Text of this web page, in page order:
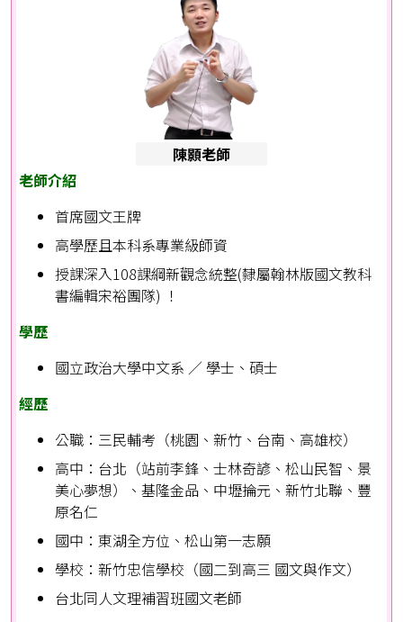
陳顥老師
老師介紹
首席國文王牌
高學歷且本科系專業級師資
授課深入108課綱新觀念統整(隸屬翰林版國文教科
書編輯宋裕團隊) ！
學歷
國立政治大學中文系 ∕ 學士、碩士
經歷
公職：三民輔考（桃園、新竹、台南、高雄校）
高中：台北（站前李鋒、士林奇諺、松山民智、景
美心夢想）、基隆金品、中壢掄元、新竹北聯、豐
原名仁
國中：東湖全方位、松山第一志願
學校：新竹忠信學校（國二到高三 國文與作文）
台北同人文理補習班國文老師